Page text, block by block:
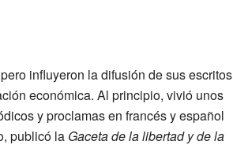
influyeron la difusión de sus escritos
económica. Al principio, vivió unos
y proclamas en francés y español
publicó la Gaceta de la libertad y de la